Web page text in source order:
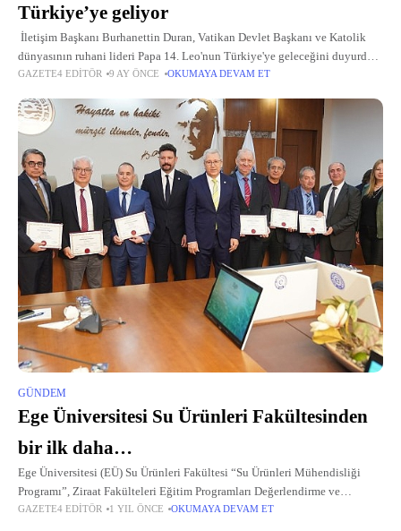
Türkiye’ye geliyor
İletişim Başkanı Burhanettin Duran, Vatikan Devlet Başkanı ve Katolik
dünyasının ruhani lideri Papa 14. Leo'nun Türkiye'ye geleceğini duyurdu.
Duran, Papa 14. Leo'nun, Cumhurbaşkanı Recep Tayyip Erdoğan’ın
GAZETE4 EDITÖR 9 AY ÖNCE OKUMAYA DEVAM ET
GÜNDEM
Ege Üniversitesi Su Ürünleri Fakültesinden
bir ilk daha…
Ege Üniversitesi (EÜ) Su Ürünleri Fakültesi “Su Ürünleri Mühendisliği
Programı”, Ziraat Fakülteleri Eğitim Programları Değerlendirme ve
Akreditasyon Derneği (ZİDEK) tarafından üç yıl süreyle akredite edildi.
GAZETE4 EDITÖR 1 YIL ÖNCE OKUMAYA DEVAM ET